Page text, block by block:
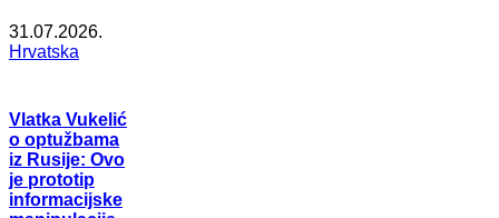
31.07.2026.
Hrvatska
Vlatka Vukelić
o optužbama
iz Rusije: Ovo
je prototip
informacijske